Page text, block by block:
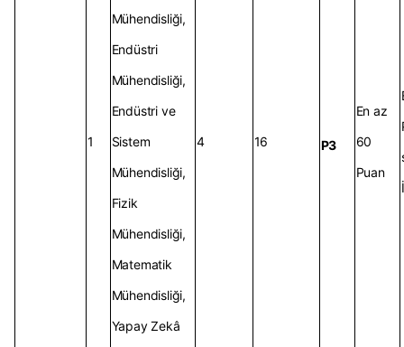
1
Mühendisliği,
Endüstri
Mühendisliği,
Endüstri ve
Sistem
Mühendisliği,
Fizik
Mühendisliği,
Matematik
Mühendisliği,
Yapay Zekâ
4 16 P3
En az
60
Puan